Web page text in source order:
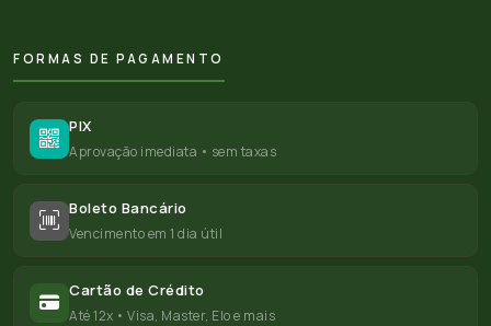
FORMAS DE PAGAMENTO
PIX
Aprovação imediata • sem taxas
Boleto Bancário
Vencimento em 1 dia útil
Cartão de Crédito
Até 12x • Visa, Master, Elo e mais